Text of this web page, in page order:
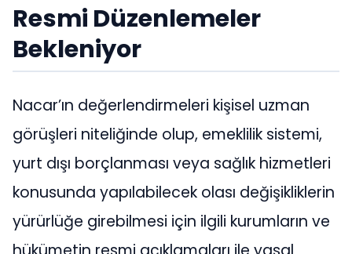
Resmi Düzenlemeler
Bekleniyor
Nacar’ın değerlendirmeleri kişisel uzman
görüşleri niteliğinde olup, emeklilik sistemi,
yurt dışı borçlanması veya sağlık hizmetleri
konusunda yapılabilecek olası değişikliklerin
yürürlüğe girebilmesi için ilgili kurumların ve